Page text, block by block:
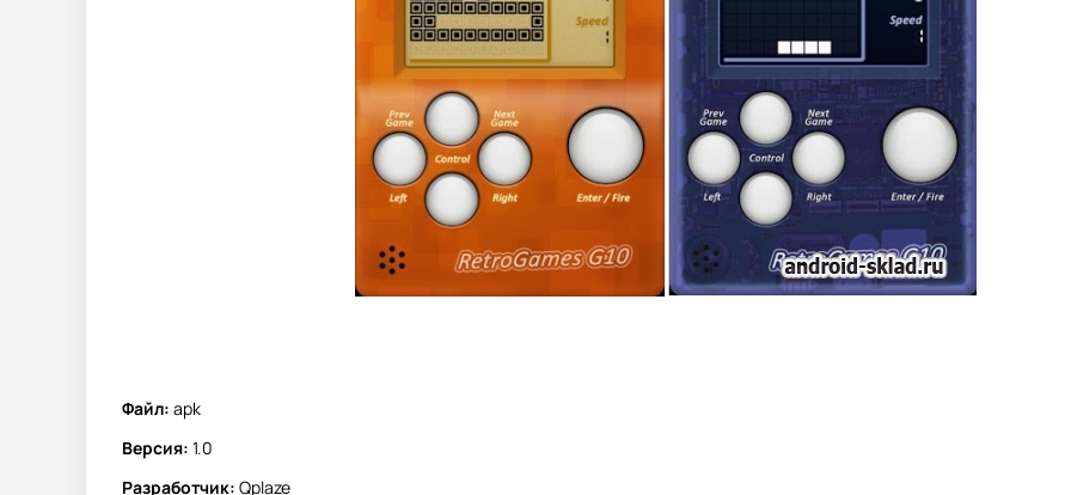
Файл: apk
Версия: 1.0
Разработчик: Qplaze